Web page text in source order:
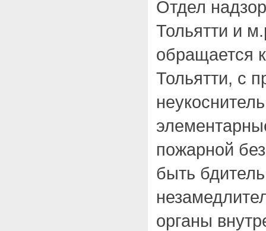
Отдел
Тольятти и
обращается
Тольятти, с
пожарной
быть
органы